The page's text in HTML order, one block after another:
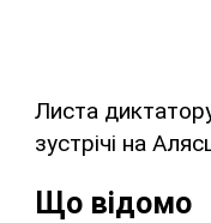
Листа
зустрічі на
Що відомо